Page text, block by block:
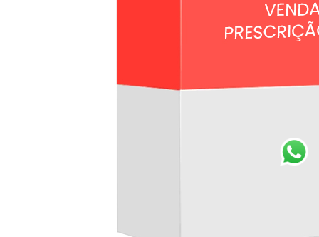
- Centro - URBANO SANTOS-
não substituem, em hipótese alguma, as orientações dadas pelo profissional da
área médica. Somente o médico está apto a diagnosticar qualquer problema de
saúde e prescrever o tratamento adequado. Ao persistirem os sintomas, um